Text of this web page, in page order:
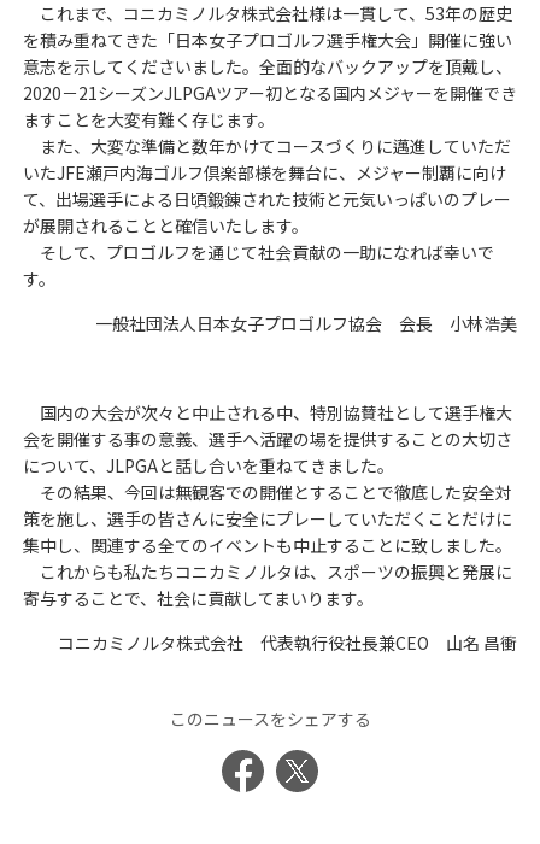
これまで、コニカミノルタ株式会社様は一貫して、53年の歴史
を積み重ねてきた「日本女子プロゴルフ選手権大会」開催に強い
意志を示してくださいました。全面的なバックアップを頂戴し、
2020－21シーズンJLPGAツアー初となる国内メジャーを開催でき
ますことを大変有難く存じます。
また、大変な準備と数年かけてコースづくりに邁進していただ
いたJFE瀬戸内海ゴルフ倶楽部様を舞台に、メジャー制覇に向け
て、出場選手による日頃鍛錬された技術と元気いっぱいのプレー
が展開されることと確信いたします。
そして、プロゴルフを通じて社会貢献の一助になれば幸いで
す。
一般社団法人日本女子プロゴルフ協会 会長 小林浩美
国内の大会が次々と中止される中、特別協賛社として選手権大
会を開催する事の意義、選手へ活躍の場を提供することの大切さ
について、JLPGAと話し合いを重ねてきました。
その結果、今回は無観客での開催とすることで徹底した安全対
策を施し、選手の皆さんに安全にプレーしていただくことだけに
集中し、関連する全てのイベントも中止することに致しました。
これからも私たちコニカミノルタは、スポーツの振興と発展に
寄与することで、社会に貢献してまいります。
コニカミノルタ株式会社 代表執行役社長兼CEO 山名 昌衝
このニュースをシェアする